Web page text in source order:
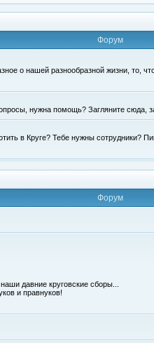
Форум
о нашей разнообразной жизни, то,
нужна помощь? Загляните сюда,
в Круге? Тебе нужны сотрудники?
Форум
давние круговские сборы...
и правнуков!